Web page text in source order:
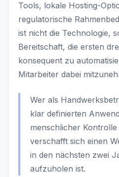
Tools, lokale Hosting-
regulatorische
ist nicht die Technologie,
Bereitschaft, die ersten
konsequent zu
Mitarbeiter dabei
Wer als
klar definierten
menschlicher
verschafft sich einen
in den nächsten zwei
aufzuholen ist.